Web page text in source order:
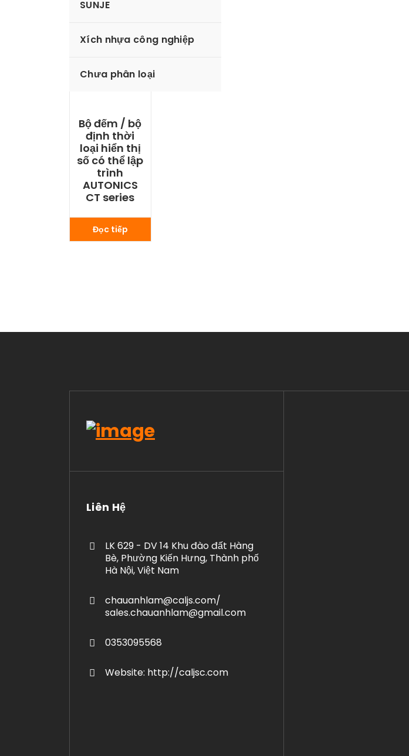
SUNJE
Xích nhựa công nghiệp
Chưa phân loại
Bộ đếm / bộ
định thời
loại hiển thị
số có thể lập
trình
AUTONICS
CT series
Đọc tiếp
Liên Hệ
LK 629 - DV 14 Khu đào đất Hàng
Bè, Phường Kiến Hưng, Thành phố
Hà Nội, Việt Nam
chauanhlam@caljs.com/
sales.chauanhlam@gmail.com
0353095568
Website: http://caljsc.com